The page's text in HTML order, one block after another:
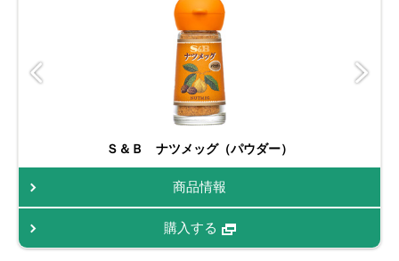
Ｓ＆Ｂ ナツメッグ（パウダー）
商品情報
購入する